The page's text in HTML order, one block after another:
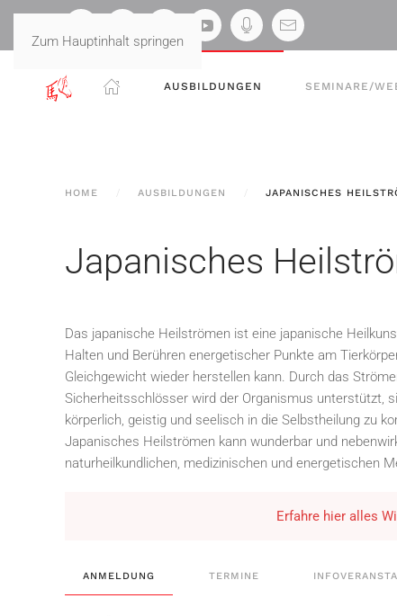
Zum Hauptinhalt springen
AUSBILDUNGEN SEMINARE/
HOME AUSBILDUNGEN JAPANISCHES
Japanisches
Das japanische Heilströmen ist eine japanische
Halten und Berühren energetischer Punkte am
Gleichgewicht wieder herstellen kann. Durch das
Sicherheitsschlösser wird der Organismus unterstützt,
körperlich, geistig und seelisch in die Selbstheilung zu
Japanisches Heilströmen kann wunderbar und
naturheilkundlichen, medizinischen und energetischen
Erfahre hier alles
ANMELDUNG TERMINE